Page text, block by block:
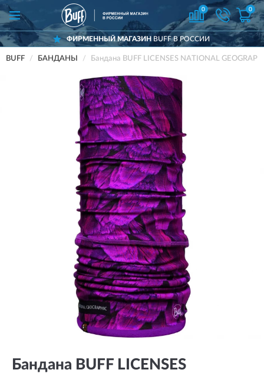
0 0
ФИРМЕННЫЙ МАГАЗИН BUFF В РОССИИ
BUFF БАНДАНЫ Бандана BUFF LICENSES NATIONAL
Бандана BUFF LICENSES